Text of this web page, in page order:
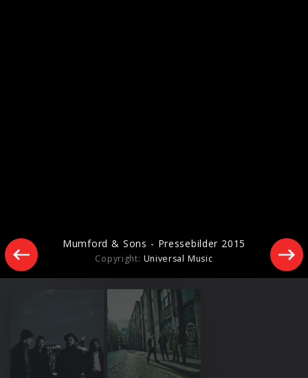
Mumford & Sons - Pressebilder 2015
Mumford & Sons - Pressebilder 2015
Copyright: Universal Music